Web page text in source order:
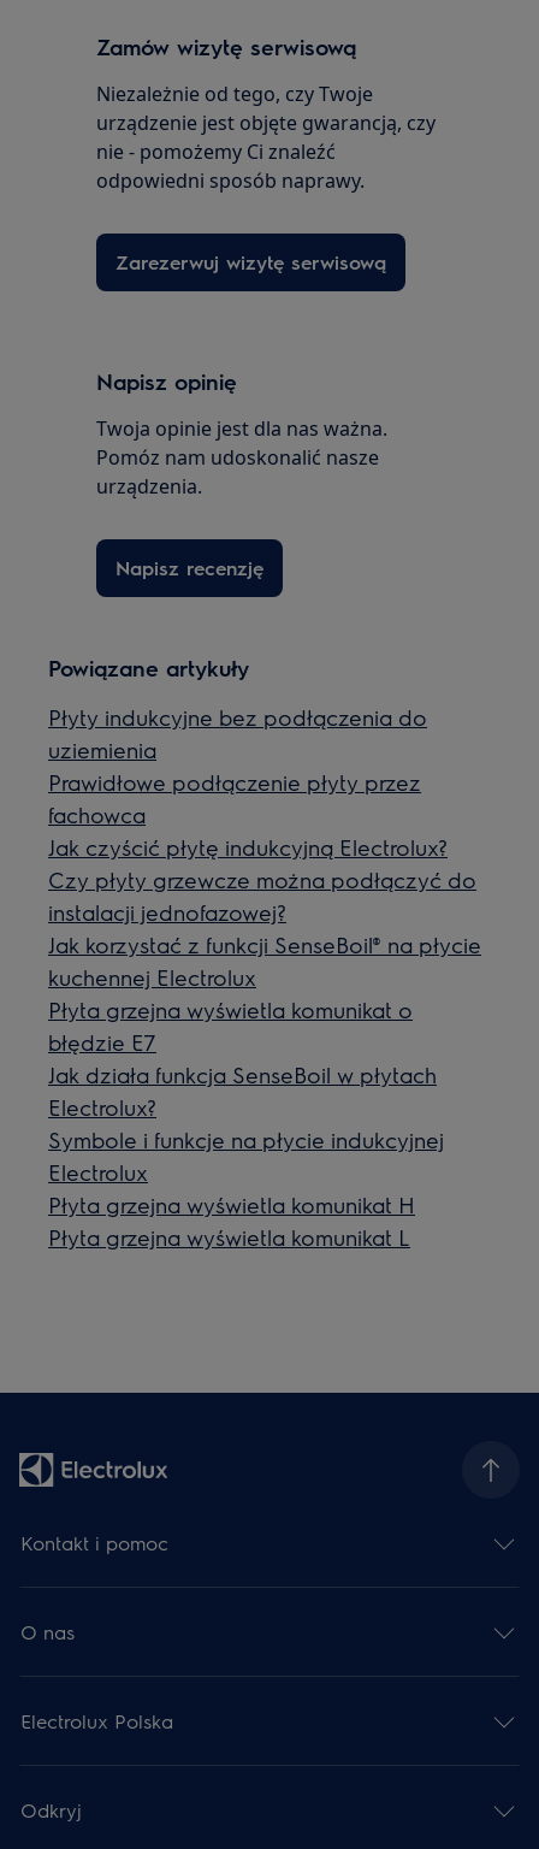
Zamów wizytę serwisową
Niezależnie od tego, czy Twoje
urządzenie jest objęte gwarancją, czy
nie - pomożemy Ci znaleźć
odpowiedni sposób naprawy.
Zarezerwuj wizytę serwisową
Napisz opinię
Twoja opinie jest dla nas ważna.
Pomóz nam udoskonalić nasze
urządzenia.
Napisz recenzję
Powiązane artykuły
Płyty indukcyjne bez podłączenia do
uziemienia
Prawidłowe podłączenie płyty przez
fachowca
Jak czyścić płytę indukcyjną Electrolux?
Czy płyty grzewcze można podłączyć do
instalacji jednofazowej?
Jak korzystać z funkcji SenseBoil® na płycie
kuchennej Electrolux
Płyta grzejna wyświetla komunikat o
błędzie E7
Jak działa funkcja SenseBoil w płytach
Electrolux?
Symbole i funkcje na płycie indukcyjnej
Electrolux
Płyta grzejna wyświetla komunikat H
Płyta grzejna wyświetla komunikat L
Kontakt i pomoc
O nas
Electrolux Polska
Odkryj